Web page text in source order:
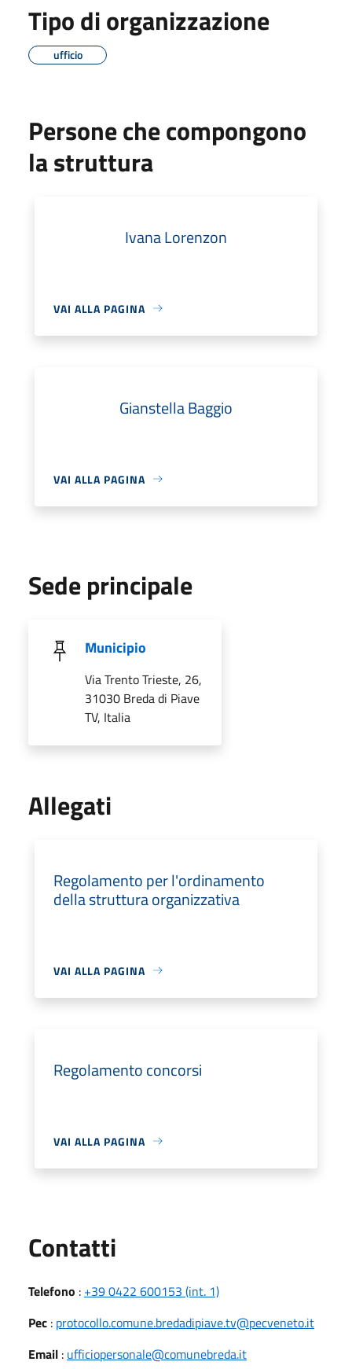
Tipo di organizzazione
ufficio
Persone che compongono
la struttura
Ivana Lorenzon
VAI ALLA PAGINA
Gianstella Baggio
VAI ALLA PAGINA
Sede principale
Municipio
Via Trento Trieste, 26,
31030 Breda di Piave
TV, Italia
Allegati
Regolamento per l'ordinamento
della struttura organizzativa
VAI ALLA PAGINA
Regolamento concorsi
VAI ALLA PAGINA
Contatti
Telefono : +39 0422 600153 (int. 1)
Pec : protocollo.comune.bredadipiave.tv@pecveneto.it
Email : ufficiopersonale@comunebreda.it